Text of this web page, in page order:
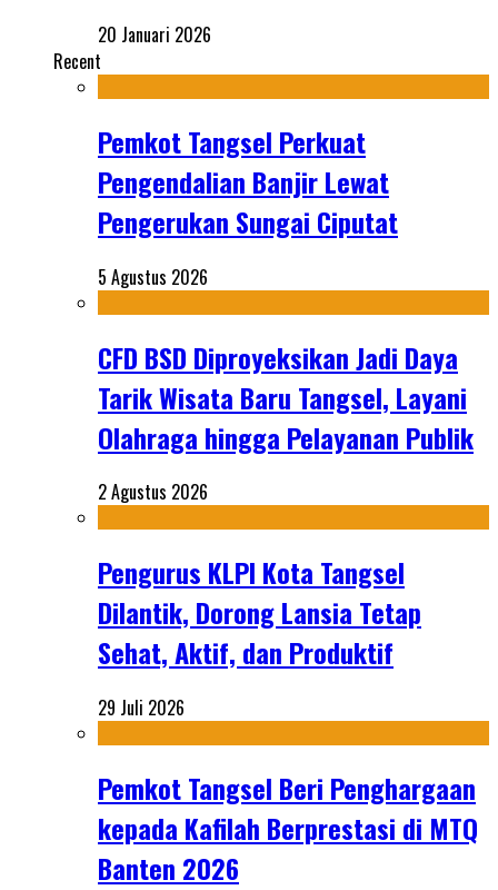
20 Januari 2026
Recent
Pemkot Tangsel Perkuat
Pengendalian Banjir Lewat
Pengerukan Sungai Ciputat
5 Agustus 2026
CFD BSD Diproyeksikan Jadi Daya
Tarik Wisata Baru Tangsel, Layani
Olahraga hingga Pelayanan Publik
2 Agustus 2026
Pengurus KLPI Kota Tangsel
Dilantik, Dorong Lansia Tetap
Sehat, Aktif, dan Produktif
29 Juli 2026
Pemkot Tangsel Beri Penghargaan
kepada Kafilah Berprestasi di MTQ
Banten 2026